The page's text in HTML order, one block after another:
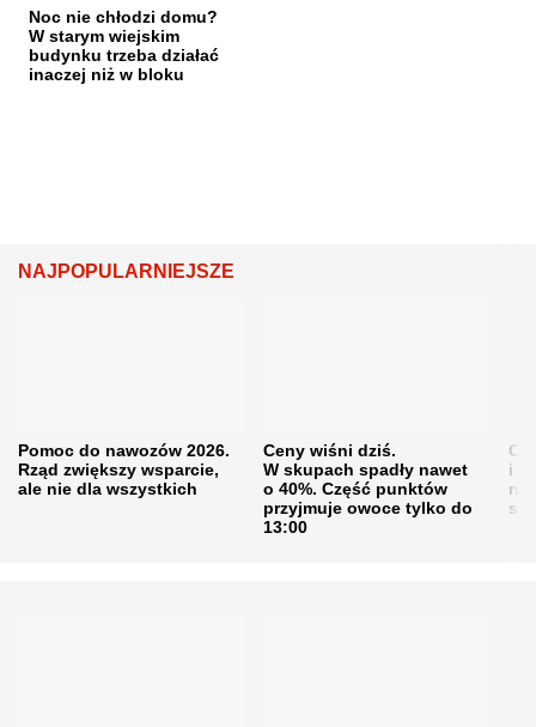
Noc nie chłodzi domu?
W starym wiejskim
budynku trzeba działać
inaczej niż w bloku
NAJPOPULARNIEJSZE
Pomoc do nawozów 2026.
Rząd zwiększy wsparcie,
ale nie dla wszystkich
Ceny wiśni dziś.
W skupach spadły nawet
o 40%. Część punktów
przyjmuje owoce tylko do
13:00
i